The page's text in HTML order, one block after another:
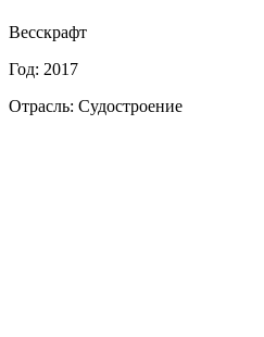
Весскрафт
Год: 2017
Отрасль: Судостроение